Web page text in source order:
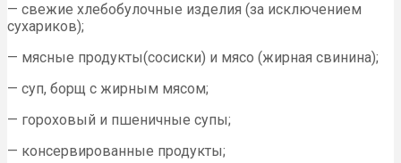
— свежие хлебобулочные изделия (за исключением
сухариков);
— мясные продукты(сосиски) и мясо (жирная свинина);
— суп, борщ с жирным мясом;
— гороховый и пшеничные супы;
— консервированные продукты;